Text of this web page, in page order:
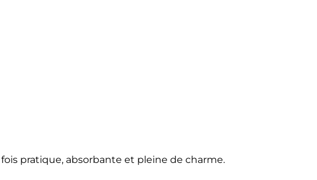
pratique, absorbante et pleine de charme.